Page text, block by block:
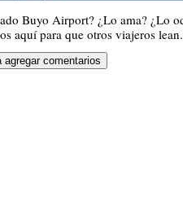
Buyo Airport? ¿Lo ama? ¿Lo
aquí para que otros viajeros lean.